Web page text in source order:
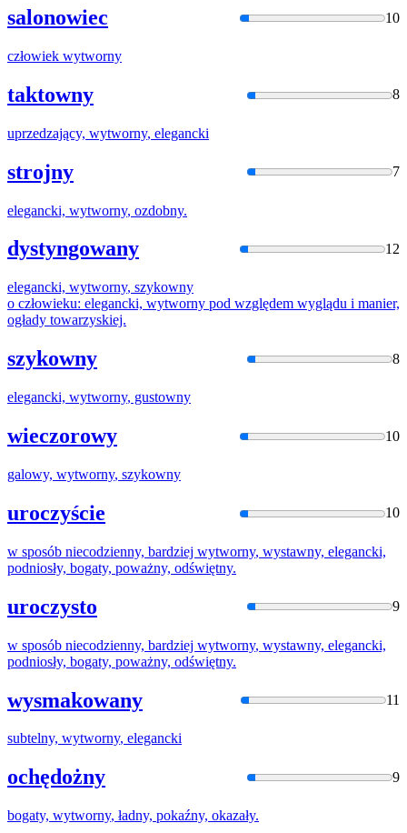
salonowiec 10
człowiek wytworny
taktowny 8
uprzedzający, wytworny, elegancki
strojny 7
elegancki, wytworny, ozdobny.
dystyngowany 12
elegancki, wytworny, szykowny
o człowieku: elegancki, wytworny pod względem wyglądu i manier,
ogłady towarzyskiej.
szykowny 8
elegancki, wytworny, gustowny
wieczorowy 10
galowy, wytworny, szykowny
uroczyście 10
w sposób niecodzienny, bardziej wytworny, wystawny, elegancki,
podniosły, bogaty, poważny, odświętny.
uroczysto 9
w sposób niecodzienny, bardziej wytworny, wystawny, elegancki,
podniosły, bogaty, poważny, odświętny.
wysmakowany 11
subtelny, wytworny, elegancki
ochędożny 9
bogaty, wytworny, ładny, pokaźny, okazały.